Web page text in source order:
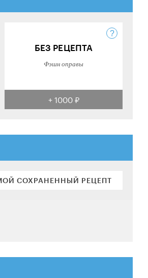
БЕЗ РЕЦЕПТА
Фэшн оправы
+ 1000 ₽
СОХРАНЕННЫЙ РЕЦЕПТ